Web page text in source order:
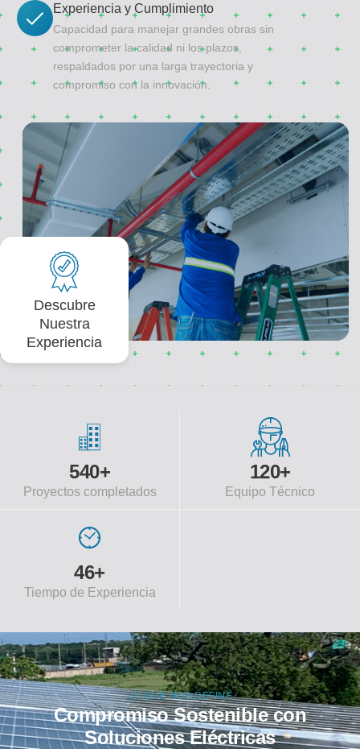
Experiencia y Cumplimiento
Capacidad para manejar grandes obras sin
comprometer la calidad ni los plazos,
respaldados por una larga trayectoria y
compromiso con la innovación.
Descubre
Nuestra
Experiencia
Proyectos completados
540+
Equipo Técnico
120+
Tiempo de Experiencia
46+
LO QUE NOS DEFINE
Compromiso Sostenible con
Soluciones Eléctricas